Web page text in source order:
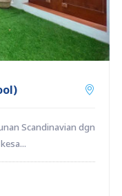
Scandinavian dgn